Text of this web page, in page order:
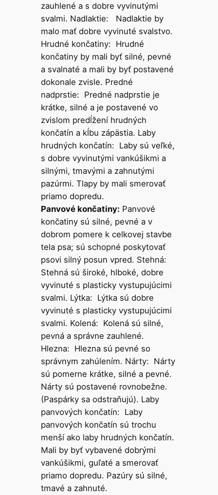
zauhlené a s dobre vyvinutými
svalmi. Nadlaktie: Nadlaktie by
malo mať dobre vyvinuté svalstvo.
Hrudné končatiny: Hrudné
končatiny by mali byť silné, pevné
a svalnaté a mali by byť postavené
dokonale zvisle. Predné
nadprstie: Predné nadprstie je
krátke, silné a je postavené vo
zvislom predĺžení hrudných
končatín a kĺbu zápästia. Laby
hrudných končatín: Laby sú veľké,
s dobre vyvinutými vankúšikmi a
silnými, tmavými a zahnutými
pazúrmi. Tlapy by mali smerovať
priamo dopredu.
Panvové končatiny: Panvové
končatiny sú silné, pevné a v
dobrom pomere k celkovej stavbe
tela psa; sú schopné poskytovať
psovi silný posun vpred. Stehná:
Stehná sú široké, hlboké, dobre
vyvinuté s plasticky vystupujúcimi
svalmi. Lýtka: Lýtka sú dobre
vyvinuté s plasticky vystupujúcimi
svalmi. Kolená: Kolená sú silné,
pevná a správne zauhlené.
Hlezna: Hlezna sú pevné so
správnym zahúlením. Nárty: Nárty
sú pomerne krátke, silné a pevné.
Nárty sú postavené rovnobežne.
(Paspárky sa odstraňujú). Laby
panvových končatín: Laby
panvových končatín sú trochu
menší ako laby hrudných končatín.
Mali by byť vybavené dobrými
vankúšikmi, guľaté a smerovať
priamo dopredu. Pazúry sú silné,
tmavé a zahnuté.